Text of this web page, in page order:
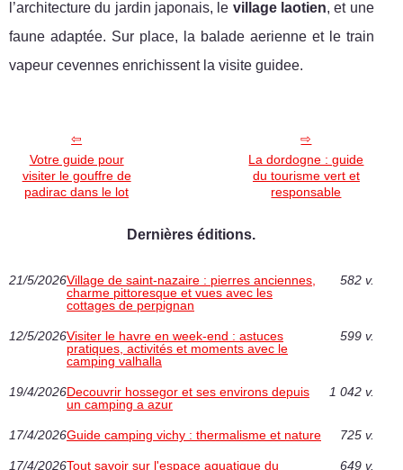
l’architecture du jardin japonais, le village laotien, et une
faune adaptée. Sur place, la balade aerienne et le train
vapeur cevennes enrichissent la visite guidee.
Votre guide pour
visiter le gouffre de
padirac dans le lot
La dordogne : guide
du tourisme vert et
responsable
Dernières éditions.
21/5/2026Village de saint-nazaire : pierres anciennes,
charme pittoresque et vues avec les
cottages de perpignan
582 v.
12/5/2026Visiter le havre en week-end : astuces
pratiques, activités et moments avec le
camping valhalla
599 v.
19/4/2026Decouvrir hossegor et ses environs depuis
un camping a azur
1 042 v.
17/4/2026Guide camping vichy : thermalisme et nature 725 v.
17/4/2026Tout savoir sur l'espace aquatique du
649 v.